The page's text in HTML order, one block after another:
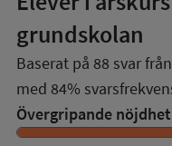
grundskolan
Baserat på 88 svar
med 84%
Övergripande nöjdhet